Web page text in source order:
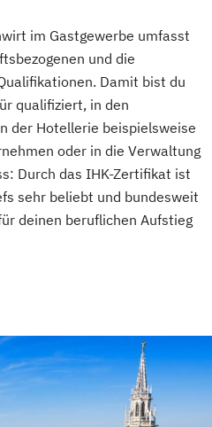
im Gastgewerbe umfasst
und die
Damit bist du
qualifiziert, in den
der Hotellerie beispielsweise
oder in die Verwaltung
Durch das IHK-Zertifikat ist
sehr beliebt und bundesweit
deinen beruflichen Aufstieg